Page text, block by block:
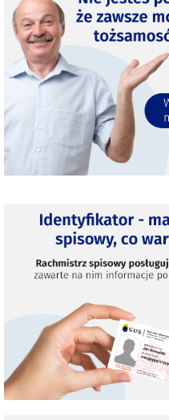
nadanie
numeru
PESEL
dla
obywateli
Ukrainy
uwarunkowaniach
środowiskowych
DOWODY
gospodarcza
Gospodarka
Komunalna
Małżeństwa,
narodziny,
zgony
Ewidencja
Ludności
Nieruchomości